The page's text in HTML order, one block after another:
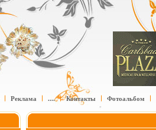
Реклама .... Контакты Фотоальбом